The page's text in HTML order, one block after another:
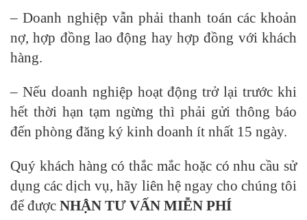
– Doanh nghiệp vẫn phải thanh toán các khoản
nợ, hợp đồng lao động hay hợp đồng với khách
hàng.
– Nếu doanh nghiệp hoạt động trở lại trước khi
hết thời hạn tạm ngừng thì phải gửi thông báo
đến phòng đăng ký kinh doanh ít nhất 15 ngày.
Quý khách hàng có thắc mắc hoặc có nhu cầu sử
dụng các dịch vụ, hãy liên hệ ngay cho chúng tôi
để được NHẬN TƯ VẤN MIỄN PHÍ